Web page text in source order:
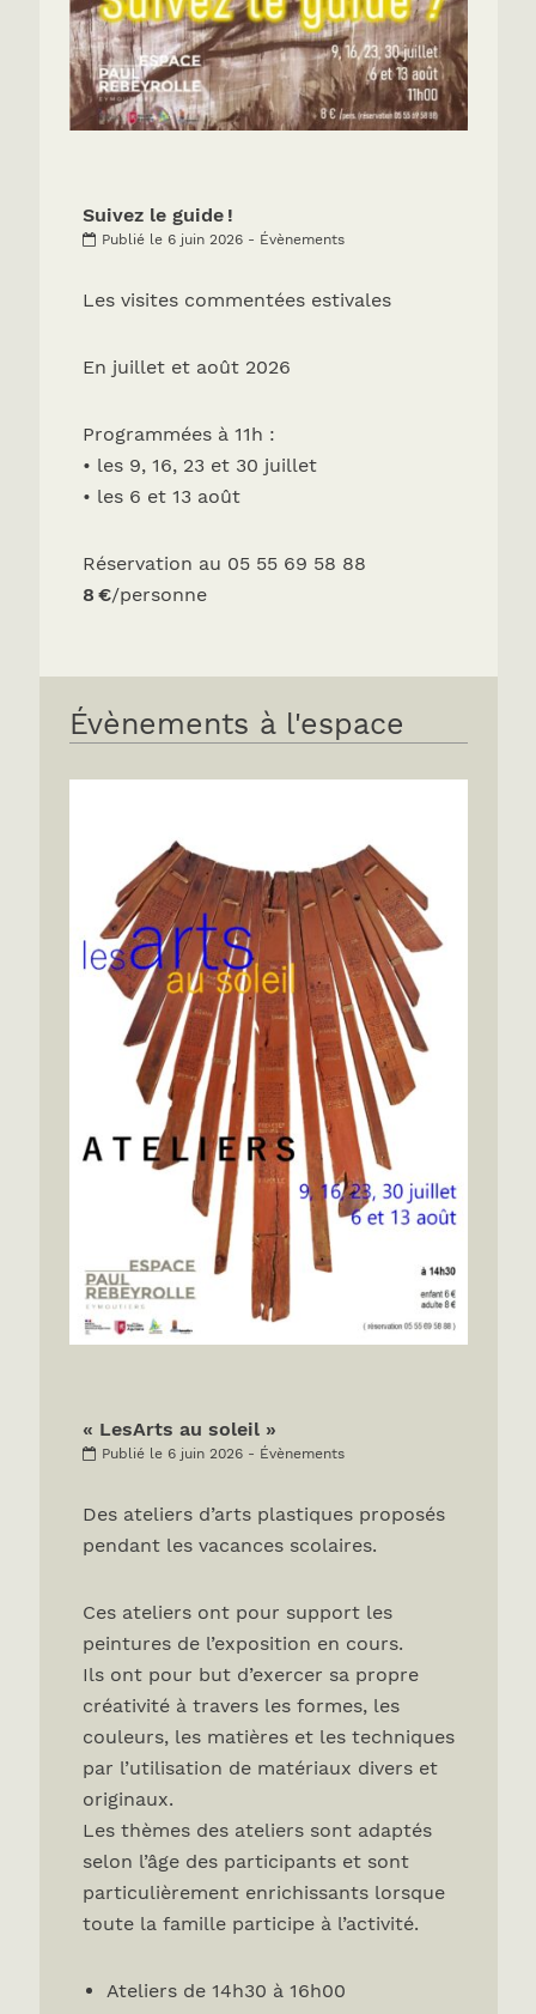
Suivez le guide !
Publié le 6 juin 2026 - Évènements
Les visites commentées estivales
En juillet et août 2026
Programmées à 11h :
• les 9, 16, 23 et 30 juillet
• les 6 et 13 août
Réservation au 05 55 69 58 88
8 €/personne
Évènements à l'espace
« LesArts au soleil »
Publié le 6 juin 2026 - Évènements
Des ateliers d’arts plastiques proposés
pendant les vacances scolaires.
Ces ateliers ont pour support les
peintures de l’exposition en cours.
Ils ont pour but d’exercer sa propre
créativité à travers les formes, les
couleurs, les matières et les techniques
par l’utilisation de matériaux divers et
originaux.
Les thèmes des ateliers sont adaptés
selon l’âge des participants et sont
particulièrement enrichissants lorsque
toute la famille participe à l’activité.
Ateliers de 14h30 à 16h00